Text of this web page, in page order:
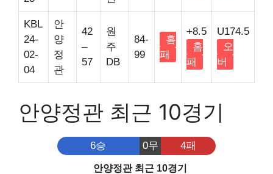
KBL
24-
02-
04
안
양
정
관
42
–
57
원
주
DB
84-
99
홈
패
+8.5
홈
패
U174.5
오
버
안양정관 최근 10경기
6승 0무 4패
안양정관 최근 10경기